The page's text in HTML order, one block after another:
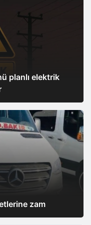
planlı elektrik
zam